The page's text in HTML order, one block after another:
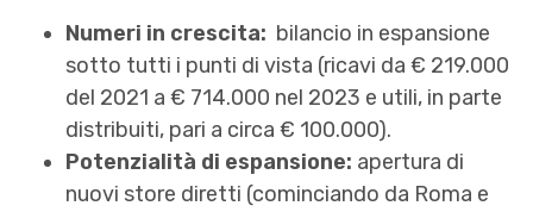
Numeri in crescita: bilancio in espansione
sotto tutti i punti di vista (ricavi da € 219.000
del 2021 a € 714.000 nel 2023 e utili, in parte
distribuiti, pari a circa € 100.000).
Potenzialità di espansione: apertura di
nuovi store diretti (cominciando da Roma e